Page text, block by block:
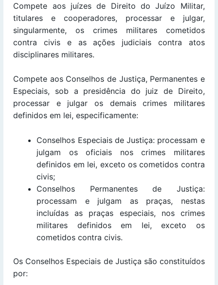
Compete aos juízes de Direito do Juízo Militar,
titulares e cooperadores, processar e julgar,
singularmente, os crimes militares cometidos
contra civis e as ações judiciais contra atos
disciplinares militares.
Compete aos Conselhos de Justiça, Permanentes e
Especiais, sob a presidência do juiz de Direito,
processar e julgar os demais crimes militares
definidos em lei, especificamente:
Conselhos Especiais de Justiça: processam e
julgam os oficiais nos crimes militares
definidos em lei, exceto os cometidos contra
civis;
Conselhos Permanentes de Justiça:
processam e julgam as praças, nestas
incluídas as praças especiais, nos crimes
militares definidos em lei, exceto os
cometidos contra civis.
Os Conselhos Especiais de Justiça são constituídos
por: